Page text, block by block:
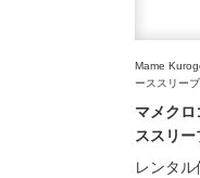
Mame
ーススリー
マメク
ススリ
レンタル